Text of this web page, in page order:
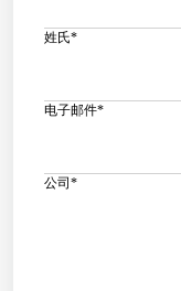
姓氏*
电子邮件*
公司*